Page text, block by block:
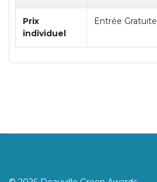
Prix
individuel
Entrée Gratuite